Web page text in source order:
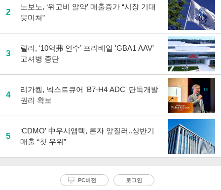
2
노보노, ‘위고비 알약’ 매출증가 “시장 기대
못미쳐”
3
릴리, ‘10억弗 인수’ 프리베일 'GBA1 AAV'
고셔병 중단
4
리가켐, 넥스트큐어 'B7-H4 ADC' 단독개발
권리 확보
5
‘CDMO’ 中우시앱텍, 론자 앞질러..상반기
매출 “첫 우위”
PC버전 로그인